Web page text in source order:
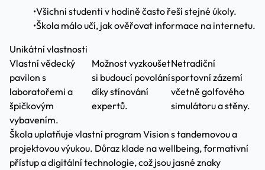
•Všichni studenti v hodině často řeší stejné úkoly.
•Škola málo učí, jak ověřovat informace na internetu.
Unikátní vlastnosti
Vlastní vědecký
pavilon s
laboratořemi a
špičkovým
vybavením.
Možnost vyzkoušet
si budoucí povolání
díky stínování
expertů.
Netradiční
sportovní zázemí
včetně golfového
simulátoru a stěny.
Škola uplatňuje vlastní program Vision s tandemovou a
projektovou výukou. Důraz klade na wellbeing, formativní
přístup a digitální technologie, což jsou jasné znaky